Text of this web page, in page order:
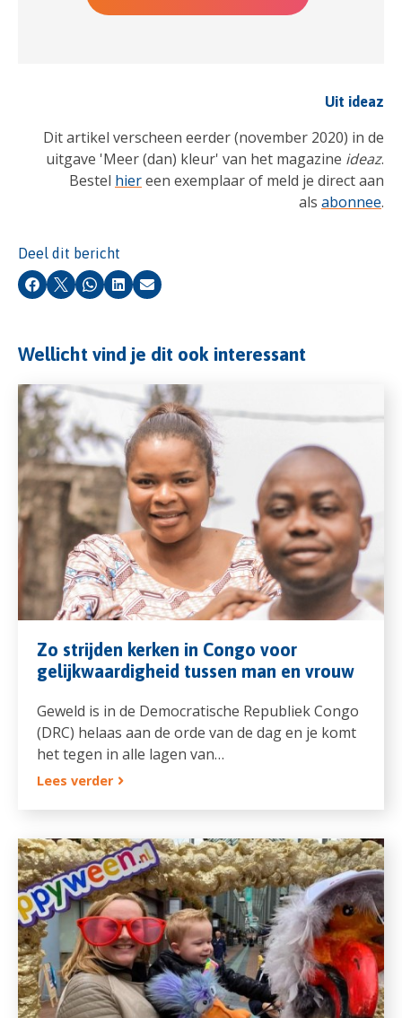
Uit ideaz
Dit artikel verscheen eerder (november 2020) in de
uitgave 'Meer (dan) kleur' van het magazine ideaz.
Bestel hiereen exemplaar of meld je direct aan
als abonnee.
Deel dit bericht
Facebook
X Whatsapp
LinkedInE-mail
Wellicht vind je dit ook interessant
Zo strijden kerken in Congo voor
gelijkwaardigheid tussen man en vrouw
Geweld is in de Democratische Republiek Congo
(DRC) helaas aan de orde van de dag en je komt
het tegen in alle lagen van…
Lees verder